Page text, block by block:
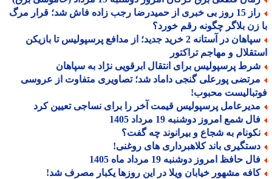
راز 15 روز بی خبری از حمیدرضا رجب زاده فاش شد؛ قرار مرگ
زن بلاگر چگونه رقم خورد؟
سپاهان در آستانه 2 خرید جدید؛ از مدافع پرسپولیس تا بازیکن
و مهاجم تراکتور
پرسپولیس برای انتقال ابرقویی نژاد به سپاهان
پورعلی گنجی داماد شد؛ تصاویری متفاوت از عروسی
محبوب!
پرسپولیس قیمت آخر را برای نساجی تعیین کرد
شمع امروز دوشنبه 19 مرداد 1405
به شجاع و بیرانوند چه گفت؟
باند کلاهبرداری های روغنی!
حافظ امروز دوشنبه 19 مرداد ماه 1405
مشهور خیابان ویلا در این روزها یکبار مصرف شد!